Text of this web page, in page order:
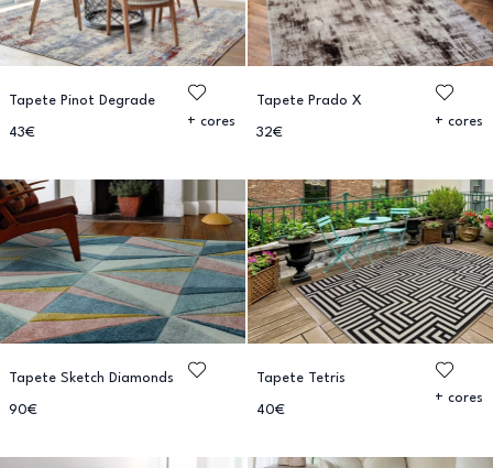
Tapete Pinot Degrade
43€
+ cores
Tapete Prado X
32€
+ cores
Tapete Sketch Diamonds
90€
Tapete Tetris
40€
+ cores